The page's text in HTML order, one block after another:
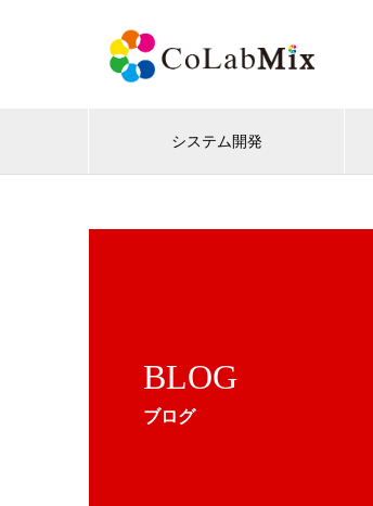
システム開発
BLOG
ブログ